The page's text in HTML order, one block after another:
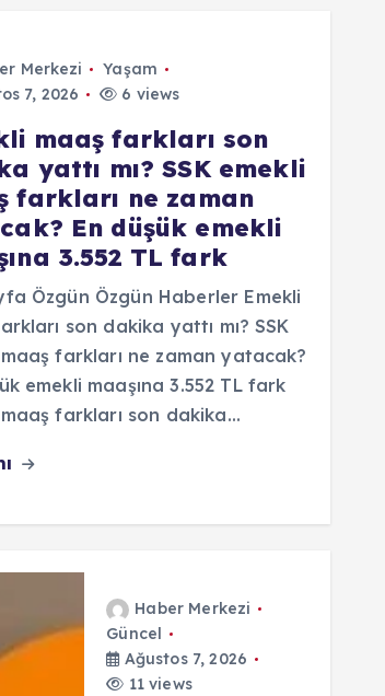
Merkezi
Yaşam
7, 2026
6 views
maaş farkları son
yattı mı? SSK emekli
farkları ne zaman
En düşük emekli
3.552 TL fark
Özgün Özgün Haberler Emekli
son dakika yattı mı? SSK
farkları ne zaman yatacak?
emekli maaşına 3.552 TL fark
maaş farkları son dakika…
Haber Merkezi
Güncel
Ağustos 7, 2026
11 views